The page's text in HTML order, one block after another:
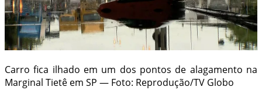
Carro fica ilhado em um dos pontos de alagamento na
Marginal Tietê em SP — Foto: Reprodução/TV Globo